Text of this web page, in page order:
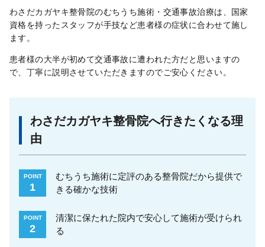
わさだカガヤキ整骨院のむちうち施術・交通事故治療は、国家
資格を持ったスタッフが手技など患者様の症状に合わせて施し
ます。
患者様の大半が初めて交通事故に遭われた方だと思いますの
で、丁寧に説明させていただきますのでご安心ください。
わさだカガヤキ整骨院へ行きたくなる理
由
POINT
1
むちうち施術に定評のある整骨院だから提供で
きる確かな技術
POINT
2
清潔に保たれた院内で安心して施術が受けられ
る